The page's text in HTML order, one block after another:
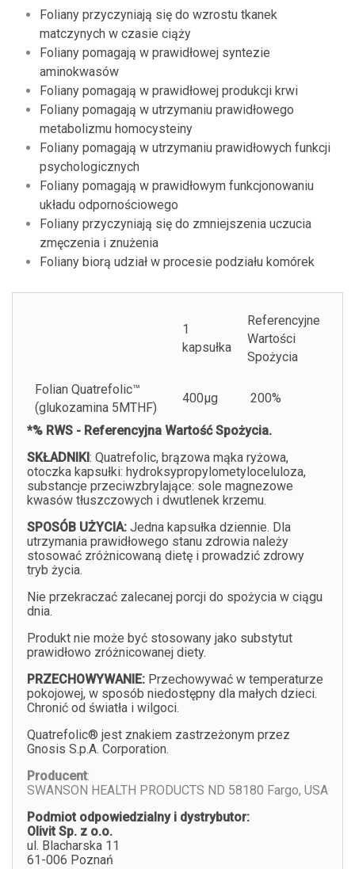
Foliany przyczyniają się do wzrostu tkanek
matczynych w czasie ciąży
Foliany pomagają w prawidłowej syntezie
aminokwasów
Foliany pomagają w prawidłowej produkcji krwi
Foliany pomagają w utrzymaniu prawidłowego
metabolizmu homocysteiny
Foliany pomagają w utrzymaniu prawidłowych funkcji
psychologicznych
Foliany pomagają w prawidłowym funkcjonowaniu
układu odpornościowego
Foliany przyczyniają się do zmniejszenia uczucia
zmęczenia i znużenia
Foliany biorą udział w procesie podziału komórek
1
kapsułka
Referencyjne
Wartości
Spożycia
Folian Quatrefolic™
(glukozamina 5MTHF)
400µg 200%
*% RWS - Referencyjna Wartość Spożycia.
SKŁADNIKI: Quatrefolic, brązowa mąka ryżowa,
otoczka kapsułki: hydroksypropylometyloceluloza,
substancje przeciwzbrylające: sole magnezowe
kwasów tłuszczowych i dwutlenek krzemu.
SPOSÓB UŻYCIA: Jedna kapsułka dziennie. Dla
utrzymania prawidłowego stanu zdrowia należy
stosować zróżnicowaną dietę i prowadzić zdrowy
tryb życia.
Nie przekraczać zalecanej porcji do spożycia w ciągu
dnia.
Produkt nie może być stosowany jako substytut
prawidłowo zróżnicowanej diety.
PRZECHOWYWANIE: Przechowywać w temperaturze
pokojowej, w sposób niedostępny dla małych dzieci.
Chronić od światła i wilgoci.
Quatrefolic® jest znakiem zastrzeżonym przez
Gnosis S.p.A. Corporation.
Producent:
SWANSON HEALTH PRODUCTS ND 58180 Fargo, USA
Podmiot odpowiedzialny i dystrybutor:
Olivit Sp. z o.o.
ul. Blacharska 11
61-006 Poznań